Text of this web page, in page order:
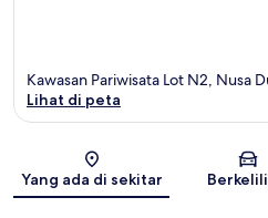
Peta
Kawasan Pariwisata Lot N2, Nusa
Lihat di peta
Yang ada di sekitar